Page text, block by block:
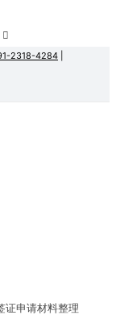
2318-4284
证申请材料整理